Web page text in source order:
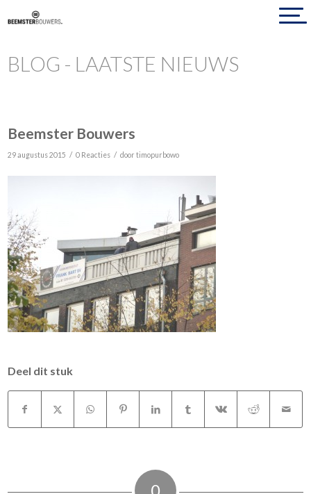
BLOG - LAATSTE NIEUWS
Beemster Bouwers
29 augustus 2015 / 0 Reacties / doortimopurbowo
Deel dit stuk